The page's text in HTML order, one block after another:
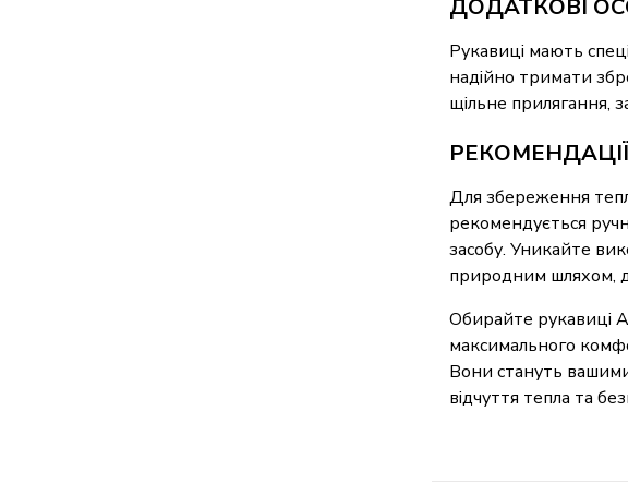
ДОДАТКОВІ
Рукавиці мають
надійно тримати
щільне прилягання,
Для збереження
рекомендується
засобу. Уникайте
природним шляхом,
Обирайте рукавиці
максимального
Вони стануть
відчуття тепла та